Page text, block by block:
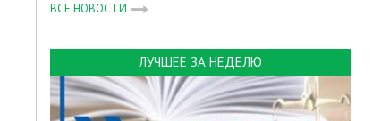
ВСЕ НОВОСТИ
ЛУЧШЕЕ ЗА НЕДЕЛЮ